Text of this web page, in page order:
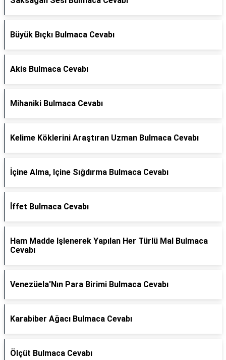
Büyük Bıçkı Bulmaca Cevabı
Akis Bulmaca Cevabı
Mihaniki Bulmaca Cevabı
Kelime Köklerini Araştıran Uzman Bulmaca Cevabı
İçine Alma, Içine Sığdırma Bulmaca Cevabı
İffet Bulmaca Cevabı
Ham Madde Işlenerek Yapılan Her Türlü Mal Bulmaca
Cevabı
Venezüela'Nın Para Birimi Bulmaca Cevabı
Karabiber Ağacı Bulmaca Cevabı
Ölçüt Bulmaca Cevabı